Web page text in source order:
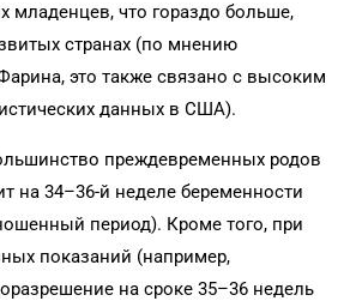
младенцев, что гораздо больше,
странах (по мнению
это также связано с высоким
данных в США).
преждевременных родов
на 34–36-й неделе беременности
период). Кроме того, при
показаний (например,
на сроке 35–36 недель